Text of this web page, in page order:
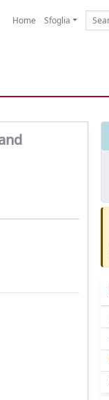
Home Sfoglia